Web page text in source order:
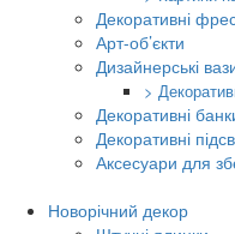
Декоративні
Арт-об’єкти
Дизайнерські
>
Декоративні
Декоративні
Аксесуари для
Новорічний декор